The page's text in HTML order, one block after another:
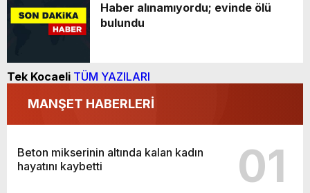
Haber alınamıyordu; evinde ölü
bulundu
Tek Kocaeli TÜM YAZILARI
MANŞET HABERLERİ
Beton mikserinin altında kalan kadın
hayatını kaybetti
01